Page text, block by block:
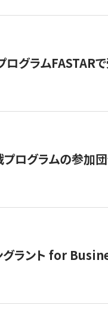
ログラムFASTAR
ログラムの参加
グラント for